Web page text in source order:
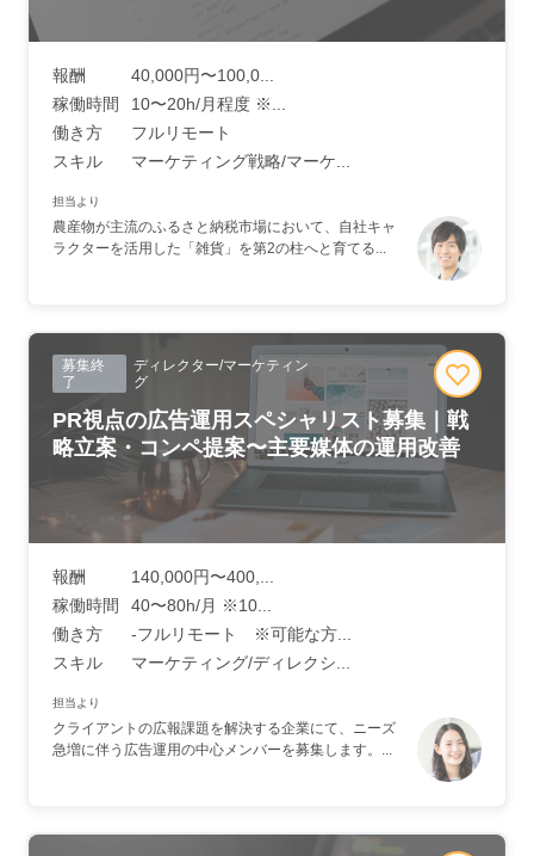
報酬
40,000円〜100,0...
稼働時間
10〜20h/月程度 ※...
働き方
フルリモート
スキル
マーケティング戦略/マーケ...
担当より
農産物が主流のふるさと納税市場において、自社キャ
ラクターを活用した「雑貨」を第2の柱へと育てる...
募集終
了
ディレクター/マーケティン
グ
PR視点の広告運用スペシャリスト募集｜戦
略立案・コンペ提案〜主要媒体の運用改善
報酬
140,000円〜400,...
稼働時間
40〜80h/月 ※10...
働き方
-フルリモート ※可能な方...
スキル
マーケティング/ディレクシ...
担当より
クライアントの広報課題を解決する企業にて、ニーズ
急増に伴う広告運用の中心メンバーを募集します。...